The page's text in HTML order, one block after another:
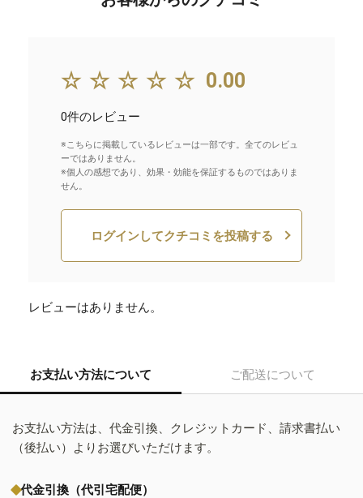
☆☆☆☆☆ 0.00
0件のレビュー
※こちらに掲載しているレビューは一部です。全てのレビュ
ーではありません。
※個人の感想であり、効果・効能を保証するものではありま
せん。
ログインしてクチコミを投稿する
レビューはありません。
お支払い方法について ご配送について
お支払い方法は、代金引換、クレジットカード、請求書払い
（後払い）よりお選びいただけます。
代金引換（代引宅配便）